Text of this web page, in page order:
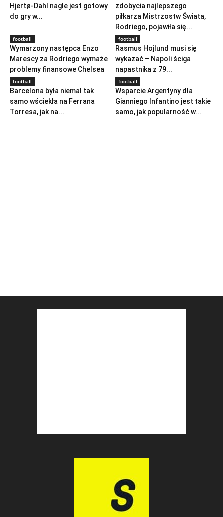
Hjertø-Dahl nagle jest gotowy
do gry w...
zdobycia najlepszego
piłkarza Mistrzostw Świata,
Rodriego, pojawiła się...
football
Wymarzony następca Enzo
Marescy za Rodriego wymaże
problemy finansowe Chelsea
football
Rasmus Hojlund musi się
wykazać – Napoli ściga
napastnika z 79...
football
Barcelona była niemal tak
samo wściekła na Ferrana
Torresa, jak na...
football
Wsparcie Argentyny dla
Gianniego Infantino jest takie
samo, jak popularność w...